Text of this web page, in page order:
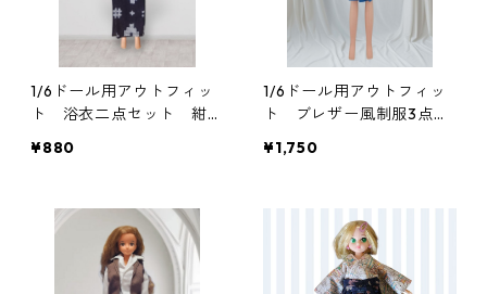
1/6ドール用アウトフィッ
ト 浴衣二点セット 紺色
り
¥880
1/6ドール用アウトフィッ
ト ブレザー風制服3点セ
一部難あり
¥1,750